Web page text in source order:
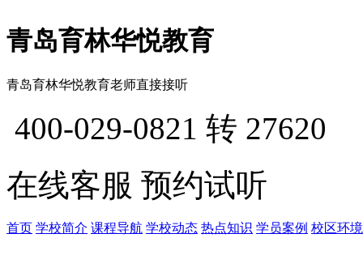
青岛育林华悦教育
青岛育林华悦教育老师直接接听
400-029-0821 转 27620
在线客服 预约试听
首页 学校简介 课程导航 学校动态 热点知识 学员案例 校区环境